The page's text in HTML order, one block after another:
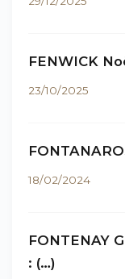
FENWICK
23/10/2025
18/02/2024
FONTENAY
: (…)